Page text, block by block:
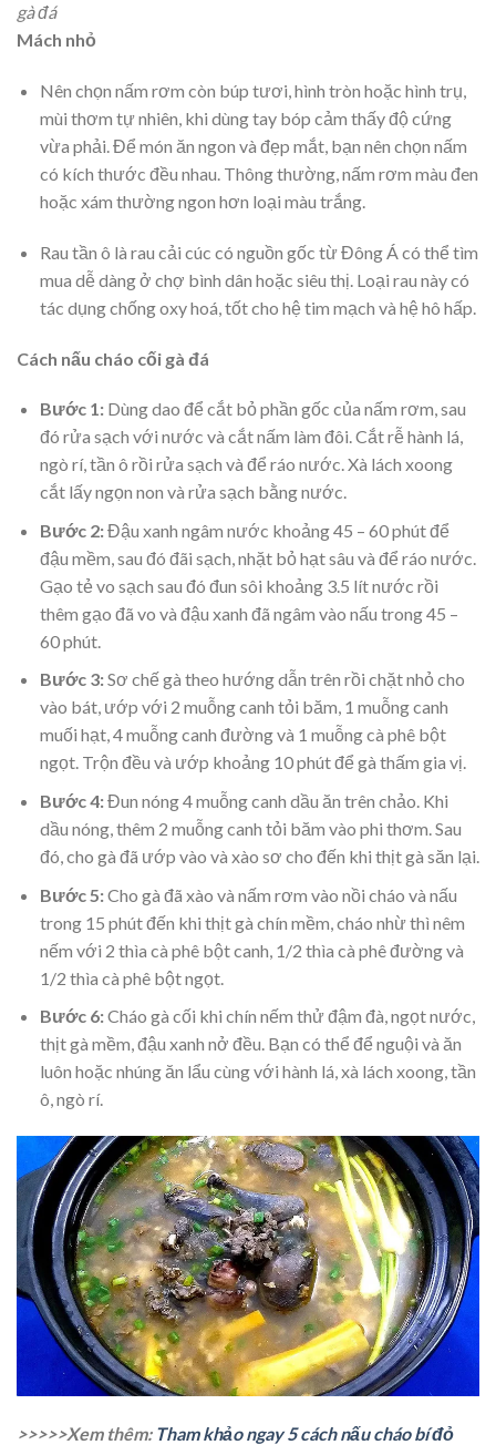
gà đá
Mách nhỏ
Nên chọn nấm rơm còn búp tươi, hình tròn hoặc hình trụ,
mùi thơm tự nhiên, khi dùng tay bóp cảm thấy độ cứng
vừa phải. Để món ăn ngon và đẹp mắt, bạn nên chọn nấm
có kích thước đều nhau. Thông thường, nấm rơm màu đen
hoặc xám thường ngon hơn loại màu trắng.
Rau tần ô là rau cải cúc có nguồn gốc từ Đông Á có thể tìm
mua dễ dàng ở chợ bình dân hoặc siêu thị. Loại rau này có
tác dụng chống oxy hoá, tốt cho hệ tim mạch và hệ hô hấp.
Cách nấu cháo cối gà đá
Bước 1: Dùng dao để cắt bỏ phần gốc của nấm rơm, sau
đó rửa sạch với nước và cắt nấm làm đôi. Cắt rễ hành lá,
ngò rí, tần ô rồi rửa sạch và để ráo nước. Xà lách xoong
cắt lấy ngọn non và rửa sạch bằng nước.
Bước 2:Đậu xanh ngâm nước khoảng 45 – 60 phút để
đậu mềm, sau đó đãi sạch, nhặt bỏ hạt sâu và để ráo nước.
Gạo tẻ vo sạch sau đó đun sôi khoảng 3.5 lít nước rồi
thêm gạo đã vo và đậu xanh đã ngâm vào nấu trong 45 –
60 phút.
Bước 3:Sơ chế gà theo hướng dẫn trên rồi chặt nhỏ cho
vào bát, ướp với 2 muỗng canh tỏi băm, 1 muỗng canh
muối hạt, 4 muỗng canh đường và 1 muỗng cà phê bột
ngọt. Trộn đều và ướp khoảng 10 phút để gà thấm gia vị.
Bước 4:Đun nóng 4 muỗng canh dầu ăn trên chảo. Khi
dầu nóng, thêm 2 muỗng canh tỏi băm vào phi thơm. Sau
đó, cho gà đã ướp vào và xào sơ cho đến khi thịt gà săn lại.
Bước 5:Cho gà đã xào và nấm rơm vào nồi cháo và nấu
trong 15 phút đến khi thịt gà chín mềm, cháo nhừ thì nêm
nếm với 2 thìa cà phê bột canh, 1/2 thìa cà phê đường và
1/2 thìa cà phê bột ngọt.
Bước 6:Cháo gà cối khi chín nếm thử đậm đà, ngọt nước,
thịt gà mềm, đậu xanh nở đều. Bạn có thể để nguội và ăn
luôn hoặc nhúng ăn lẩu cùng với hành lá, xà lách xoong, tần
ô, ngò rí.
>>>>>Xem thêm: Tham khảo ngay 5 cách nấu cháo bí đỏ